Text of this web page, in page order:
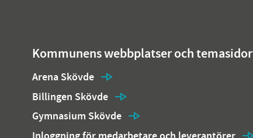
Kommunens webbplatser och temasidor
Arena Skövde
Billingen Skövde
Gymnasium Skövde